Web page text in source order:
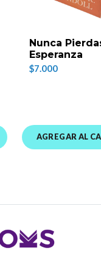
Nunca
Esperanza
$7.000
AGREGAR AL